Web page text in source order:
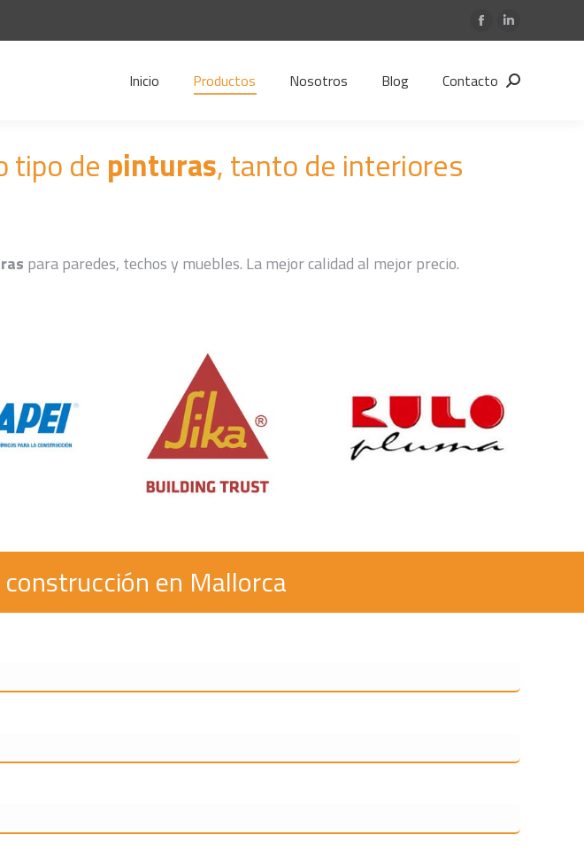
Facebook
opens
Linkedin
opens
Inicio Productos Nosotros Blog Contacto Search:
tipo de pinturas, tanto de interiores
para paredes, techos y muebles. La mejor calidad al mejor precio.
en Mallorca